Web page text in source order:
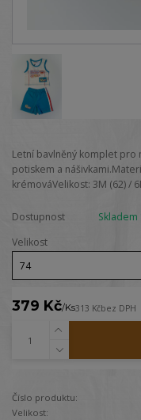
Letní bavlněný komplet pro
potiskem a
krémováVelikost: 3M (62) /
Dostupnost
Skladem
Velikost
379 Kč/Ks313 Kčbez DPH
Číslo produktu:
Velikost: